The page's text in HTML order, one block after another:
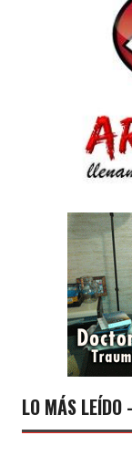
LO MÁS LEÍDO